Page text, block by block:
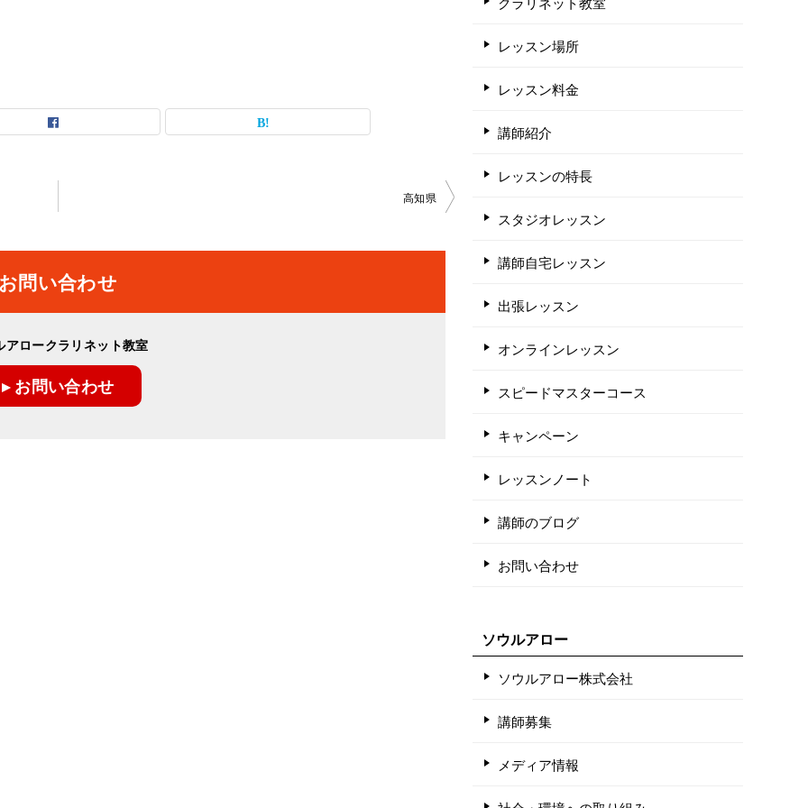
高知県
お問い合わせ
アロークラリネット教室
▸ お問い合わせ
レッスン場所
レッスン料金
講師紹介
レッスンの特長
スタジオレッスン
講師自宅レッスン
出張レッスン
オンラインレッスン
スピードマスターコース
キャンペーン
レッスンノート
講師のブログ
お問い合わせ
ソウルアロー
ソウルアロー株式会社
講師募集
メディア情報